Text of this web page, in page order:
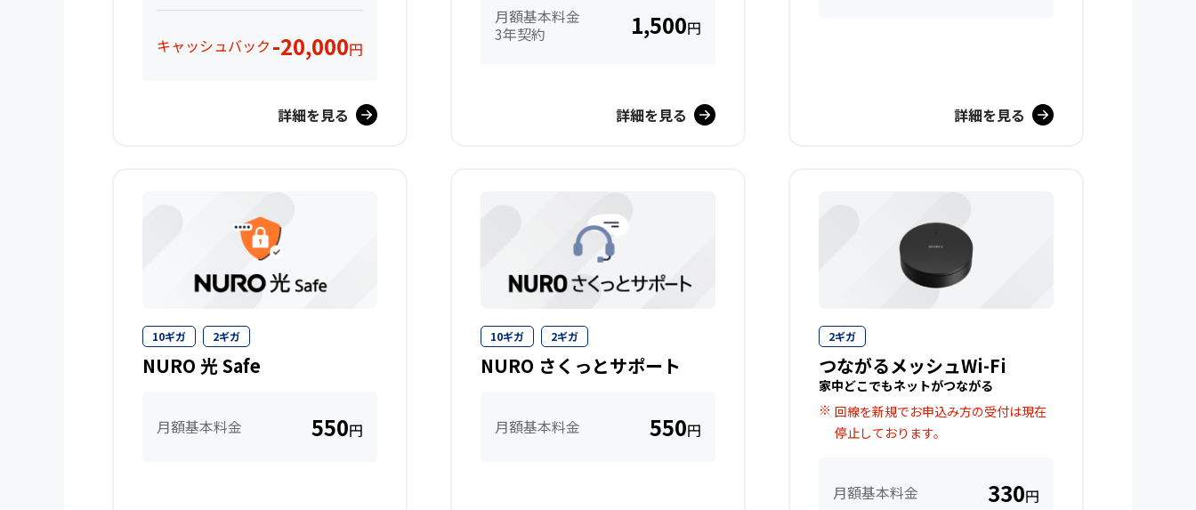
キャッシュバック -20,000円
詳細を見る
月額基本料金
3年契約
1,500円
詳細を見る 詳細を見る
10ギガ 2ギガ
NURO 光 Safe
月額基本料金 550円
10ギガ 2ギガ
NURO さくっとサポート
月額基本料金 550円
2ギガ
つながるメッシュWi-Fi
家中どこでもネットがつながる
回線を新規でお申込み方の受付は現在
停止しております。
月額基本料金 330円